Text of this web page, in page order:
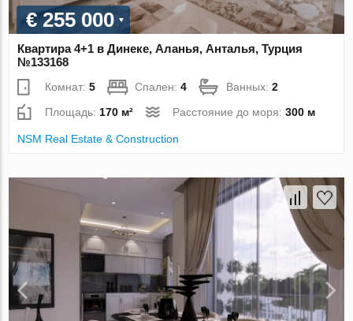
€ 255 000
Квартира 4+1 в Динеке, Аланья, Анталья, Турция
№133168
Комнат:5 Спален:4 Ванных:2
Площадь: 170 м² Расстояние до моря:300 м
NSM Real Estate & Construction